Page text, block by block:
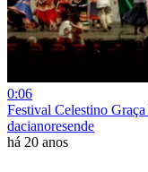
0:06
Festival Celestino
dacianoresende
há 20 anos